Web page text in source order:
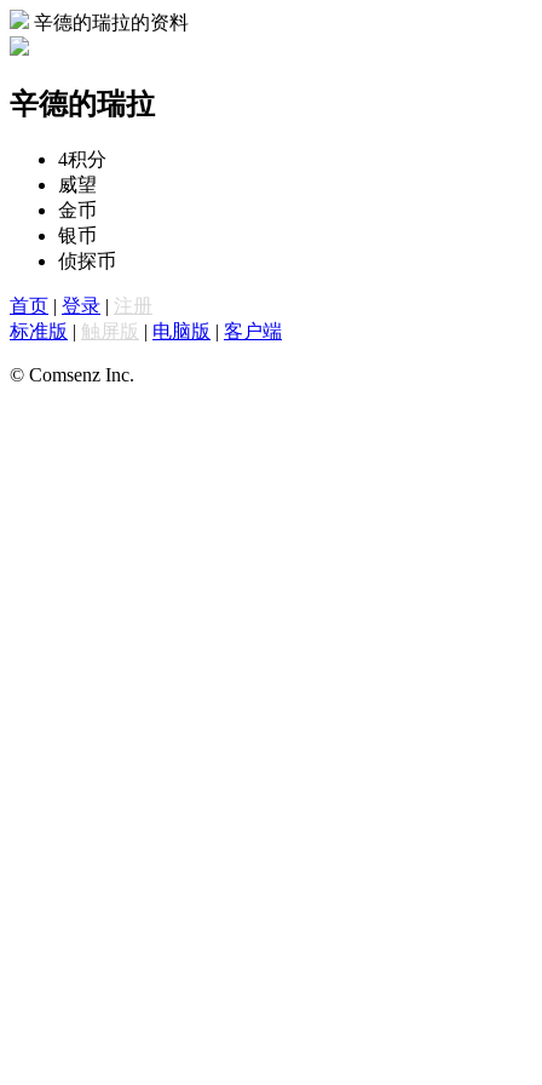
辛德的瑞拉的资料
辛德的瑞拉
4积分
威望
金币
银币
侦探币
首页 | 登录 | 注册
标准版 | 触屏版 | 电脑版 | 客户端
© Comsenz Inc.